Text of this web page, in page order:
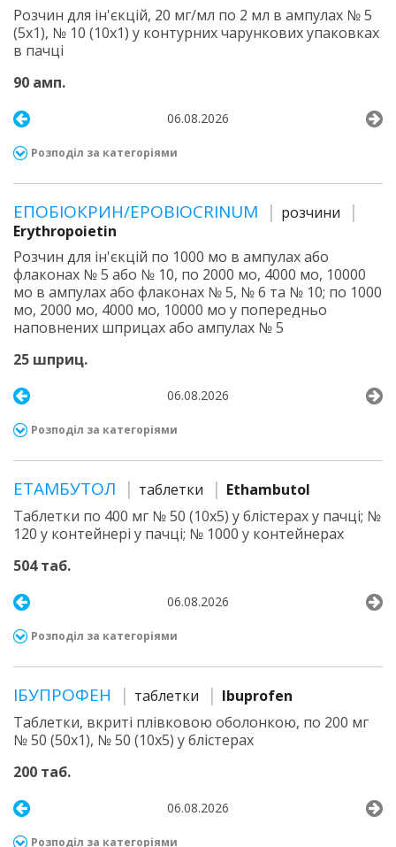
Розчин для ін'єкцій, 20 мг/мл по 2 мл в ампулах № 5
(5х1), № 10 (10х1) у контурних чарункових упаковках
в пачці
90 амп.
06.08.2026
Розподіл за категоріями
ЕПОБІОКРИН/EPOBIOCRINUM
розчини
Erythropoietin
Розчин для ін'єкцій по 1000 мо в ампулах або
флаконах № 5 або № 10, по 2000 мо, 4000 мо, 10000
мо в ампулах або флаконах № 5, № 6 та № 10; по 1000
мо, 2000 мо, 4000 мо, 10000 мо у попередньо
наповнених шприцах або ампулах № 5
25 шприц.
06.08.2026
Розподіл за категоріями
ЕТАМБУТОЛ таблетки
Ethambutol
Таблетки по 400 мг № 50 (10х5) у блістерах у пачці; №
120 у контейнері у пачці; № 1000 у контейнерах
504 таб.
06.08.2026
Розподіл за категоріями
ІБУПРОФЕН таблетки
Ibuprofen
Таблетки, вкриті плівковою оболонкою, по 200 мг
№ 50 (50х1), № 50 (10х5) у блістерах
200 таб.
06.08.2026
Розподіл за категоріями